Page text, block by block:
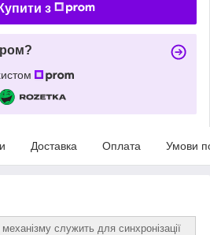
Купити з
Доставка Оплата Умови
служить для синхронізації